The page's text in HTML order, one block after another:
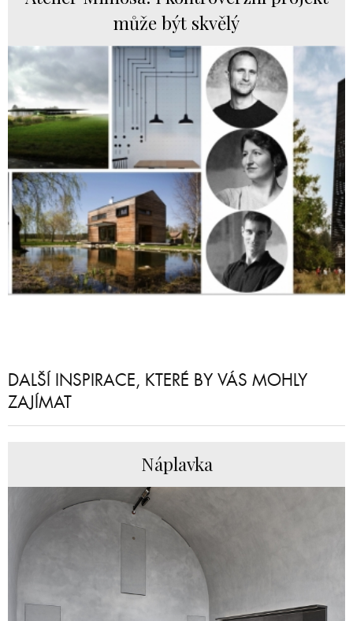
může být skvělý
DALŠÍ INSPIRACE, KTERÉ BY VÁS MOHLY
ZAJÍMAT
Náplavka